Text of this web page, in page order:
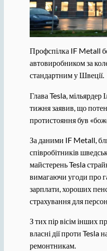
Профспілка IF Metall
автовиробником за
стандартним у Швеції.
Глава Tesla,
тижня заявив, що
протистояння був
За даними IF Metall,
співробітників
майстерень Tesla
вимагаючи угоди про
зарплати, хороших
страхування для
З тих пір вісім інших
власні дії проти Tesla
ремонтникам.